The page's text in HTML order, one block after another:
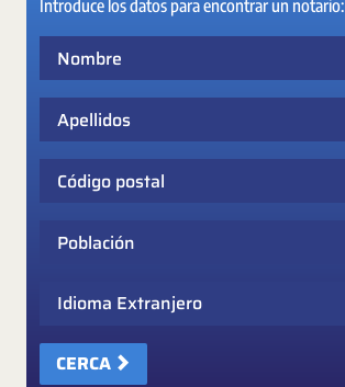
Introduce los datos para encontrar un notario:
Idioma Extranjero
CERCA